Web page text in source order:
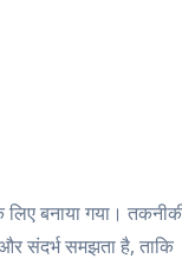
लिए बनाया गया।
संदर्भ समझता है, ताकि